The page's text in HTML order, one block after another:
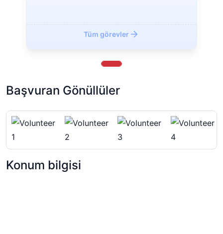
Tüm görevler
Başvuran Gönüllüler
Konum bilgisi